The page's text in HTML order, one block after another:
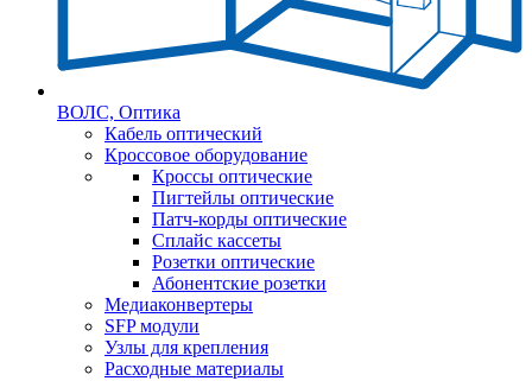
ВОЛС, Оптика
Кабель оптический
Кроссовое оборудование
Кроссы оптические
Пигтейлы оптические
Патч-корды оптические
Сплайс кассеты
Розетки оптические
Абонентские розетки
Медиаконвертеры
SFP модули
Узлы для крепления
Расходные материалы